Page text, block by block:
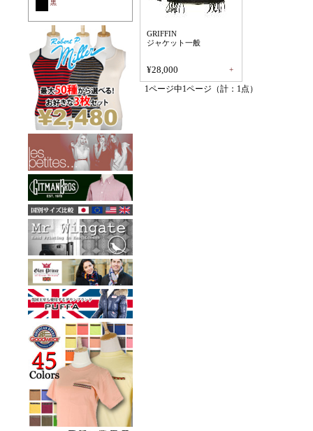
黒
GRIFFIN
ジャケット一般
¥28,000 +
1ページ中1ページ（計：1点）